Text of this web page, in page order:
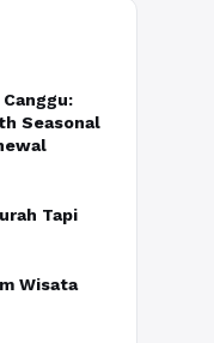
Seasonal
Tapi
Wisata